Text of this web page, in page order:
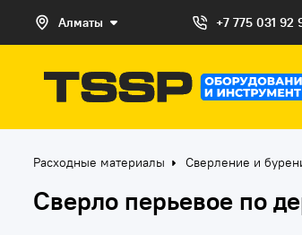
Алматы +7 775 031 92
Расходные материалы Сверление и
Сверло перьевое по